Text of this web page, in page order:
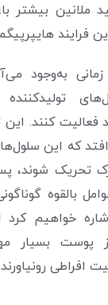
ملانین
فرایند
زمانی به‌وجود
تولیدکننده
فعالیت کنند.
افتد که این
تحریک شوند،
بالقوه
خواهیم کرد
پوست بسیار
افراطی رونیاورند